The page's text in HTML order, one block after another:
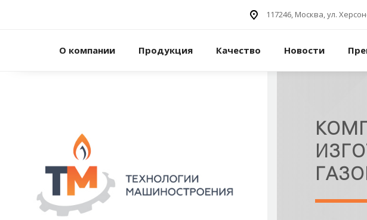
117246, Москва, ул.
О компании Продукция Качество Новости